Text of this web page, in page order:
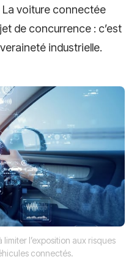
voiture connectée
de concurrence : c’est
industrielle.
l’exposition aux risques
connectés.